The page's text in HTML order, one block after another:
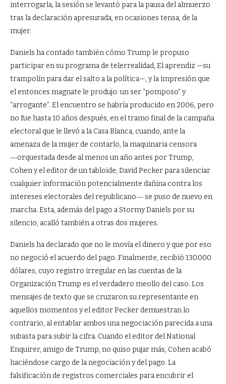
interrogarla, la sesión se levantó para la pausa del almuerzo
tras la declaración apresurada, en ocasiones tensa, de la
mujer.
Daniels ha contado también cómo Trump le propuso
participar en su programa de telerrealidad, El aprendiz —su
trampolín para dar el salto a la política—, y la impresión que
el entonces magnate le produjo: un ser “pomposo” y
“arrogante”. El encuentro se habría producido en 2006, pero
no fue hasta 10 años después, en el tramo final de la campaña
electoral que le llevó a la Casa Blanca, cuando, ante la
amenaza de la mujer de contarlo, la maquinaria censora
―orquestada desde al menos un año antes por Trump,
Cohen y el editor de un tabloide, David Pecker para silenciar
cualquier información potencialmente dañina contra los
intereses electorales del republicano― se puso de nuevo en
marcha. Esta, además del pago a Stormy Daniels por su
silencio, acalló también a otras dos mujeres.
Daniels ha declarado que no le movía el dinero y que por eso
no negoció el acuerdo del pago. Finalmente, recibió 130.000
dólares, cuyo registro irregular en las cuentas de la
Organización Trump es el verdadero meollo del caso. Los
mensajes de texto que se cruzaron su representante en
aquellos momentos y el editor Pecker demuestran lo
contrario, al entablar ambos una negociación parecida a una
subasta para subir la cifra. Cuando el editor del National
Enquirer, amigo de Trump, no quiso pujar más, Cohen acabó
haciéndose cargo de la negociación y del pago. La
falsificación de registros comerciales para encubrir el